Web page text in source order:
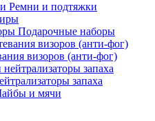
Ремни и подтяжки
Подарочные наборы
визоров (анти-фог)
запаха
и мячи